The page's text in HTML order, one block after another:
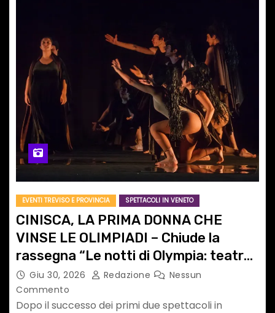
EVENTI TREVISO E PROVINCIA SPETTACOLI IN VENETO
CINISCA, LA PRIMA DONNA CHE
VINSE LE OLIMPIADI – Chiude la
rassegna “Le notti di Olympia: teatro
sotto le stelle” – GIOVEDI’ 2 LUGLIO A
MOGLIANO VENETO
Giu 30, 2026 Redazione
Nessun
Commento
Dopo il successo dei primi due spettacoli in